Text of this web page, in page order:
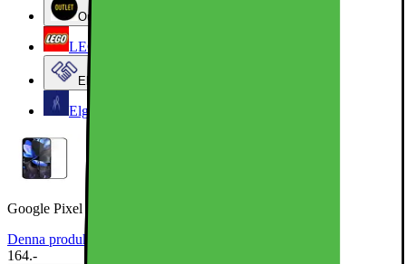
Outlet
LEGO
Elgiganten Företag
Elgiganten Kundklubb
Google Pixel 9 PRO XL Skyddsglas Skyddsfilm Skärmskydd
Denna produkt har ännu inte blivit bedömd.
164.-